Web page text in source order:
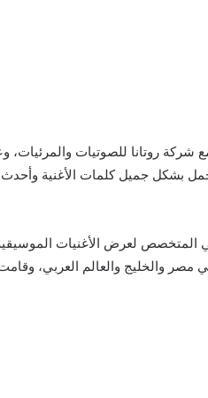
شركة روتانا للصوتيات والمرئيات،
بشكل جميل كلمات الأغنية وأحدث
مصر والخليج والعالم العربي،